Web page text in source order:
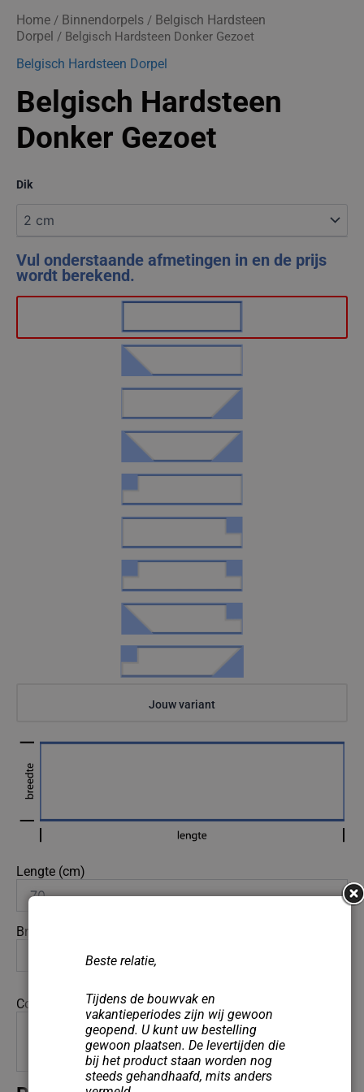
Home / Binnendorpels / Belgisch Hardsteen
Dorpel / Belgisch Hardsteen Donker Gezoet
Belgisch Hardsteen Dorpel
Belgisch Hardsteen
Donker Gezoet
Dik
Vul onderstaande afmetingen in en de prijs
wordt berekend.
Jouw variant
Lengte (cm)
Breedte (cm)
Commentaar
Beste relatie,
Tijdens de bouwvak en
vakantieperiodes zijn wij gewoon
geopend. U kunt uw bestelling
gewoon plaatsen. De levertijden die
bij het product staan worden nog
steeds gehandhaafd, mits anders